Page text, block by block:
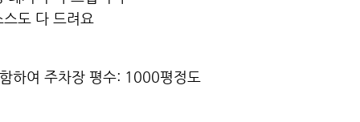
도 다 드려요
하여 주차장 평수: 1000평정도